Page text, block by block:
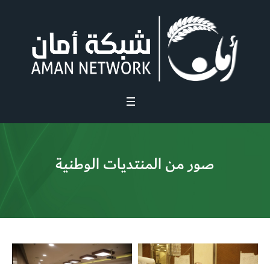
صور من المنتديات الوطنية